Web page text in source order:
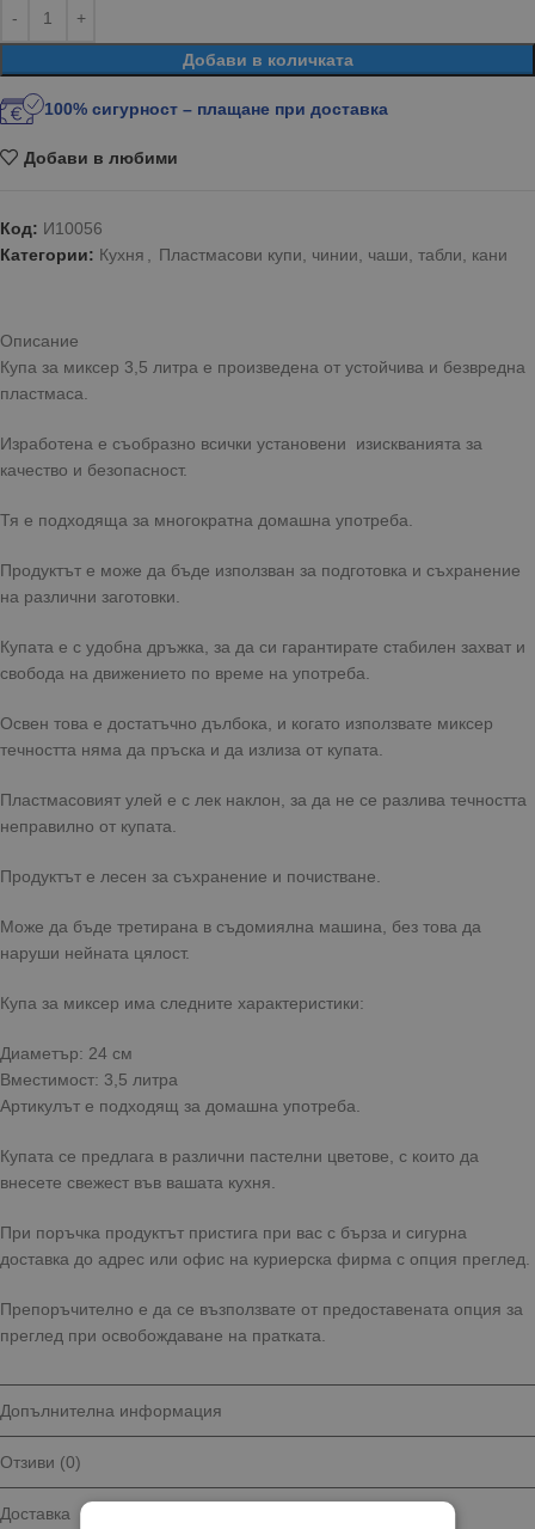
Добави в количката
100% сигурност – плащане при доставка
Добави в любими
Код: И10056
Категории: Кухня Пластмасови купи, чинии, чаши, табли, кани
Описание
Купа за миксер 3,5 литра е произведена от устойчива и безвредна
пластмаса.
Изработена е съобразно всички установени изискванията за
качество и безопасност.
Тя е подходяща за многократна домашна употреба.
Продуктът е може да бъде използван за подготовка и съхранение
на различни заготовки.
Купата е с удобна дръжка, за да си гарантирате стабилен захват и
свобода на движението по време на употреба.
Освен това е достатъчно дълбока, и когато използвате миксер
течността няма да пръска и да излиза от купата.
Пластмасовият улей е с лек наклон, за да не се разлива течността
неправилно от купата.
Продуктът е лесен за съхранение и почистване.
Може да бъде третирана в съдомиялна машина, без това да
наруши нейната цялост.
Купа за миксер има следните характеристики:
Диаметър: 24 см
Вместимост: 3,5 литра
Артикулът е подходящ за домашна употреба.
Купата се предлага в различни пастелни цветове, с които да
внесете свежест във вашата кухня.
При поръчка продуктът пристига при вас с бърза и сигурна
доставка до адрес или офис на куриерска фирма с опция преглед.
Препоръчително е да се възползвате от предоставената опция за
преглед при освобождаване на пратката.
Допълнителна информация
Отзиви (0)
Доставка